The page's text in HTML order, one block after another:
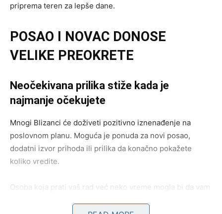
priprema teren za lepše dane.
POSAO I NOVAC DONOSE
VELIKE PREOKRETE
Neočekivana prilika stiže kada je
najmanje očekujete
Mnogi Blizanci će doživeti pozitivno iznenađenje na
poslovnom planu. Moguća je ponuda za novi posao,
dodatni izvor prihoda ili prilika da konačno pokažete
koliko vredite.
Osoba koja prati vaš rad već neko vreme mogla bi da vam